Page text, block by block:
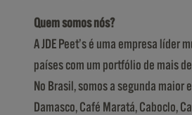
Quem somos nós?
A JDE Peet’s é uma empresa
países com um portfólio de mais de
No Brasil, somos a segunda maior
Damasco, Café Maratá, Caboclo,